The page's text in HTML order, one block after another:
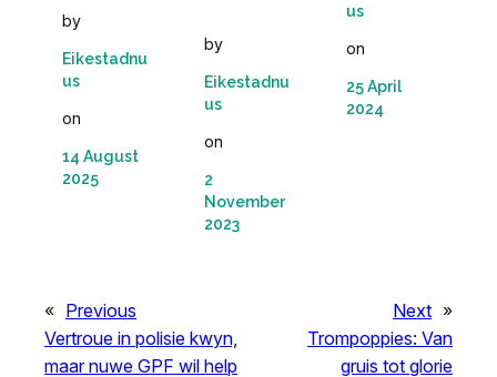
by
Eikestadnu
us
on
14 August
2025
by
Eikestadnu
us
on
2
November
2023
us
on
25 April
2024
« Previous
Vertroue in polisie kwyn,
maar nuwe GPF wil help
Next »
Trompoppies: Van
gruis tot glorie